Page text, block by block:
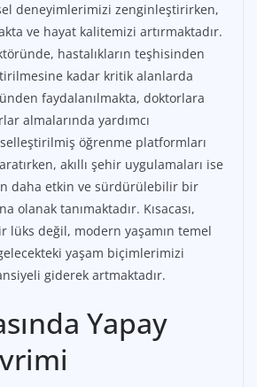
deneyimlerimizi zenginleştirirken,
ve hayat kalitemizi artırmaktadır.
hastalıkların teşhisinden
kadar kritik alanlarda
faydalanılmakta, doktorlara
almalarında yardımcı
öğrenme platformları
akıllı şehir uygulamaları ise
daha etkin ve sürdürülebilir bir
olanak tanımaktadır. Kısacası,
lüks değil, modern yaşamın temel
yaşam biçimlerimizi
giderek artmaktadır.
Yapay